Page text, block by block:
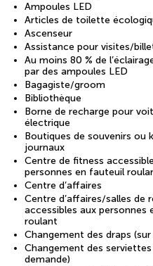
Ampoules LED
Articles de toilette
Ascenseur
Assistance pour visites/
Au moins 80 % de
par des ampoules LED
Bagagiste/groom
Bibliothèque
Borne de recharge pour
électrique
Boutiques de souvenirs ou
journaux
Centre de fitness
personnes en fauteuil
Centre d’affaires
Centre d’affaires/salles de
accessibles aux personnes
roulant
Changement des draps
Changement des serviettes
demande)